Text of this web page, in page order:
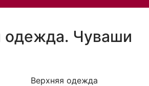
одежда. Чуваши
Верхняя одежда